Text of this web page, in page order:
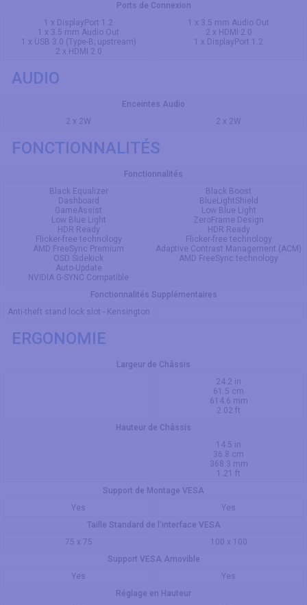
Ports de Connexion
1 x DisplayPort 1.2
1 x 3.5 mm Audio Out
1 x USB 3.0 (Type-B; upstream)
2 x HDMI 2.0
1 x 3.5 mm Audio Out
2 x HDMI 2.0
1 x DisplayPort 1.2
AUDIO
Enceintes Audio
2 x 2W
2 x 2W
FONCTIONNALITÉS
Fonctionnalités
Вlасk Еquаlizеr
Dаshbоаrd
GаmеАssist
Lоw Вluе Light
НDR Rеаdy
Fliсkеr-frее tесhnоlоgy
АМD FrееSynс Рrеmium
ОSD Sidеkiсk
Аutо-Uрdаtе
ΝVΙDΙА G-SΥΝС Соmраtiblе
Black Boost
BlueLightShield
Low Blue Light
ZeroFrame Design
HDR Ready
Flicker-free technology
Adaptive Contrast Management (ACM)
AMD FreeSync technology
Fonctionnalités Supplémentaires
Anti-theft stand lock slot - Kensington
ERGONOMIE
Largeur de Châssis
24.2 in
61.5 cm
614.6 mm
2.02 ft
Hauteur de Châssis
14.5 in
36.8 cm
368.3 mm
1.21 ft
Support de Montage VESA
Yes
Yes
Taille Standard de l'interface VESA
75 x 75
100 x 100
Support VESA Amovible
Yes
Yes
Réglage en Hauteur